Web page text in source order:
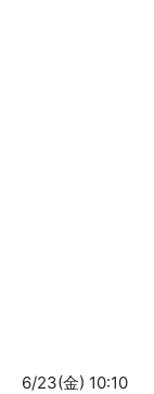
6/23(金) 10:10